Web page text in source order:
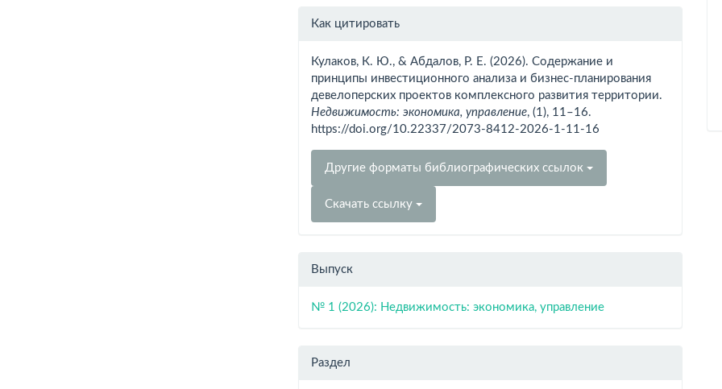
Информация
Как цитировать
Кулаков, К. Ю., & Абдалов, Р. Е. (2026). Содержание и
принципы инвестиционного анализа и бизнес-планирования
девелоперских проектов комплексного развития территории.
Недвижимость: экономика, управление, (1), 11–16.
https://doi.org/10.22337/2073-8412-2026-1-11-16
Другие форматы библиографических ссылок
Скачать ссылку
Выпуск
№ 1 (2026): Недвижимость: экономика, управление
Раздел